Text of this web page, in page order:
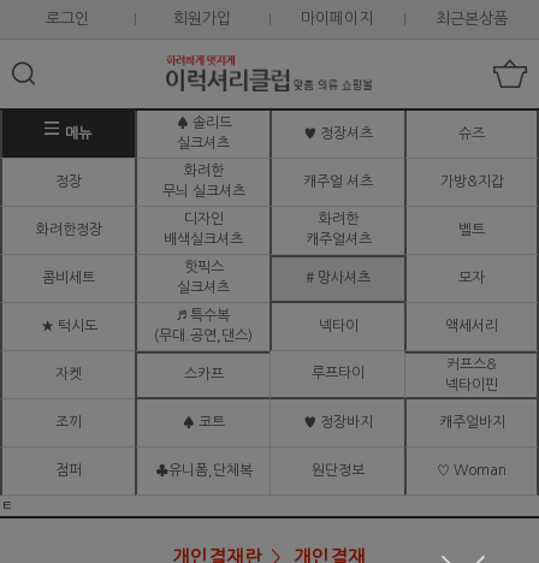
로그인 회원가입 마이페이지 최근본상품
메뉴
♠ 솔리드
실크셔츠
♥ 정장셔츠 슈즈
정장
화려한
무늬 실크셔츠
캐주얼 셔츠 가방&지갑
화려한정장
디자인
배색실크셔츠
화려한
캐주얼셔츠
벨트
콤비세트
핫픽스
실크셔츠
# 망사셔츠 모자
★ 턱시도
♬ 특수복
(무대.공연,댄스)
넥타이 액세서리
자켓 스카프 루프타이
커프스&
넥타이핀
조끼 ♠ 코트 ♥ 정장바지 캐주얼바지
점퍼 ♣유니폼,단체복 원단정보 ♡ Woman
ㅌ
개인결재란 개인결재